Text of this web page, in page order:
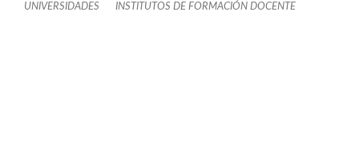
UNIVERSIDADES INSTITUTOS DE FORMACIÓN DOCENTE